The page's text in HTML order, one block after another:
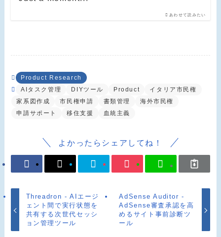
あわせて読みたい
Product Research
AIタスク管理
DIYツール Product
イタリア市民権
家系図作成
市民権申請 書類管理
海外市民権
申請サポート
移住支援 血統主義
よかったらシェアしてね！
Threadron - AIエージ
ェント間で実行状態を
共有する次世代セッシ
ョン管理ツール
AdSense Auditor -
AdSense審査承認を高
めるサイト事前診断ツ
ール